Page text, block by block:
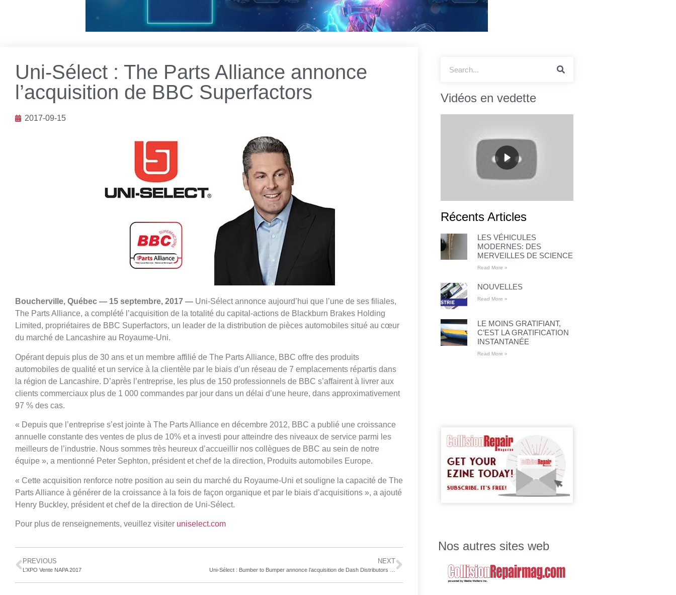
Uni-Sélect : The Parts Alliance annonce
l’acquisition de BBC Superfactors
2017-09-15
Boucherville, Québec — 15 septembre, 2017 — Uni-Sélect annonce aujourd’hui que l’une de ses filiales,
The Parts Alliance, a complété l’acquisition de la totalité du capital‑actions de Blackburn Brakes Holding
Limited, propriétaires de BBC Superfactors, un leader de la distribution de pièces automobiles situé au cœur
du marché de Lancashire au Royaume-Uni.
Opérant depuis plus de 30 ans et un membre affilié de The Parts Alliance, BBC offre des produits
automobiles de qualité et un service à la clientèle par le biais d’un réseau de 7 emplacements répartis dans
la région de Lancashire. D’après l’entreprise, les plus de 150 professionnels de BBC s’affairent à livrer aux
clients commerciaux plus de 1 000 commandes par jour dans un délai d’une heure, dans approximativement
97 % des cas.
« Depuis que l’entreprise s’est jointe à The Parts Alliance en décembre 2012, BBC a publié une croissance
annuelle constante des ventes de plus de 10% et a investi pour atteindre des niveaux de service parmi les
meilleurs de l’industrie. Nous sommes très heureux d’accueillir nos collègues de BBC au sein de notre
équipe », a mentionné Peter Sephton, président et chef de la direction, Produits automobiles Europe.
« Cette acquisition renforce notre position au sein du marché du Royaume-Uni et souligne la capacité de The
Parts Alliance à générer de la croissance à la fois de façon organique et par le biais d’acquisitions », a ajouté
Henry Buckley, président et chef de la direction de Uni-Sélect.
Pour plus de renseignements, veuillez visiter uniselect.com
PREVIOUS
L’XPO Vente NAPA 2017
NEXT
Vidéos en vedette
Récents Articles
LES VÉHICULES
MODERNES: DES
MERVEILLES DE SCIENCE
Read More »
NOUVELLES
Read More »
LE MOINS GRATIFIANT,
C’EST LA GRATIFICATION
INSTANTANÉE
Read More »
Nos autres sites web